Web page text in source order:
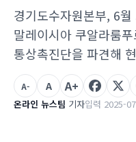
경기도수자원본부, 6
말레이시아 쿠알라룸
통상촉진단을 파견해
온라인 뉴스팀 기자입력 2025-
A- A A+